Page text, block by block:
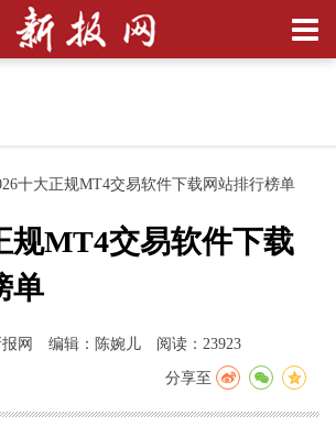
十大正规MT4交易软件下载网站排行榜单
规MT4交易软件下载
单
网 编辑：陈婉儿 阅读：23923
分享至